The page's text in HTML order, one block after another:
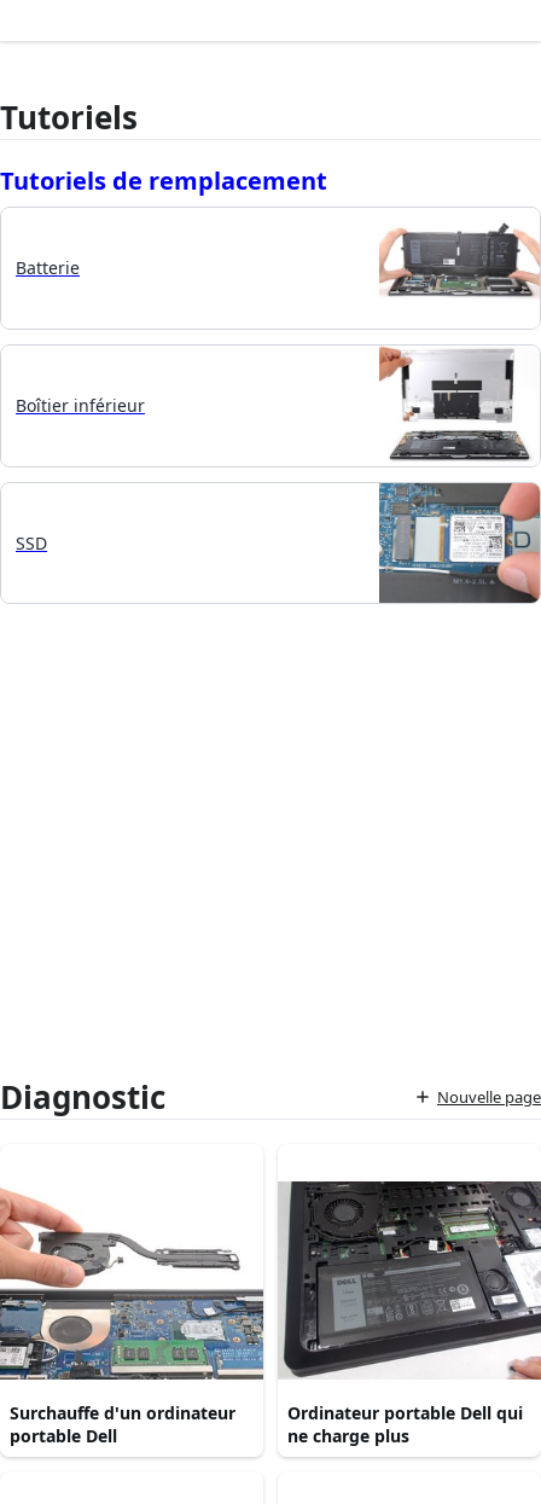
Tutoriels
Tutoriels de remplacement
Batterie
Boîtier inférieur
SSD
Diagnostic Nouvelle page
Surchauffe d'un ordinateur
portable Dell
Ordinateur portable Dell qui
ne charge plus